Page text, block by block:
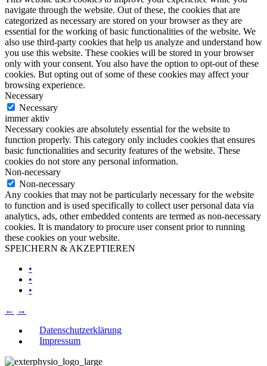
navigate through the website. Out of these, the cookies that are
categorized as necessary are stored on your browser as they are
essential for the working of basic functionalities of the website. We
also use third-party cookies that help us analyze and understand how
you use this website. These cookies will be stored in your browser
only with your consent. You also have the option to opt-out of these
cookies. But opting out of some of these cookies may affect your
browsing experience.
Necessary
Necessary
immer aktiv
Necessary cookies are absolutely essential for the website to
function properly. This category only includes cookies that ensures
basic functionalities and security features of the website. These
cookies do not store any personal information.
Non-necessary
Non-necessary
Any cookies that may not be particularly necessary for the website
to function and is used specifically to collect user personal data via
analytics, ads, other embedded contents are termed as non-necessary
cookies. It is mandatory to procure user consent prior to running
these cookies on your website.
SPEICHERN & AKZEPTIEREN
•
•
•
← →
Datenschutzerklärung
Impressum